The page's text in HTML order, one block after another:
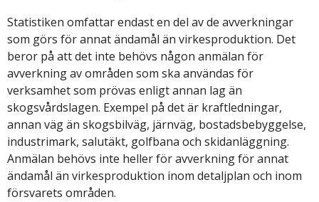
Statistiken omfattar endast en del av de avverkningar
som görs för annat ändamål än virkesproduktion. Det
beror på att det inte behövs någon anmälan för
avverkning av områden som ska användas för
verksamhet som prövas enligt annan lag än
skogsvårdslagen. Exempel på det är kraftledningar,
annan väg än skogsbilväg, järnväg, bostadsbebyggelse,
industrimark, salutäkt, golfbana och skidanläggning.
Anmälan behövs inte heller för avverkning för annat
ändamål än virkesproduktion inom detaljplan och inom
försvarets områden.